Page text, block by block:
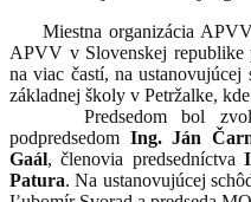
Miestna organizácia
APVV v Slovenskej
na viac častí, na ustanovujúcej
základnej školy v Petržalke,
Predsedom bol
podpredsedom Ing. Ján
Gaál, členovia predsedníctva
Patura. Na ustanovujúcej